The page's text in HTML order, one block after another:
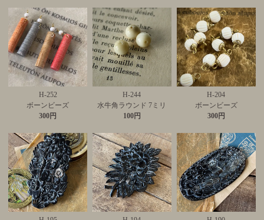
H-252
ボーンビーズ
300円
H-244
水牛角ラウンド 7ミリ
100円
H-204
ボーンビーズ
300円